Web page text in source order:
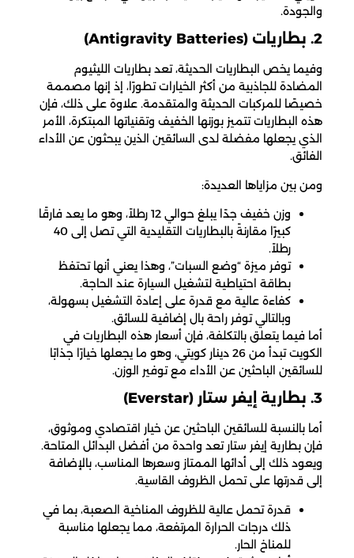
والجودة.
2. بطاريات (Antigravity Batteries)
وفيما يخص البطاريات الحديثة، تعد بطاريات الليثيوم
المضادة للجاذبية من أكثر الخيارات تطورًا، إذ إنها مصممة
خصيصًا للمركبات الحديثة والمتقدمة. علاوة على ذلك، فإن
هذه البطاريات تتميز بوزنها الخفيف وتقنياتها المبتكرة، الأمر
الذي يجعلها مفضلة لدى السائقين الذين يبحثون عن الأداء
الفائق.
ومن بين مزاياها العديدة:
وزن خفيف جدًا يبلغ حوالي 12 رطلاً، وهو ما يعد فارقًا
كبيرًا مقارنةً بالبطاريات التقليدية التي تصل إلى 40
رطلاً.
توفر ميزة “وضع السبات”، وهذا يعني أنها تحتفظ
بطاقة احتياطية لتشغيل السيارة عند الحاجة.
كفاءة عالية مع قدرة على إعادة التشغيل بسهولة،
وبالتالي توفر راحة بال إضافية للسائق.
أما فيما يتعلق بالتكلفة، فإن أسعار هذه البطاريات في
الكويت تبدأ من 26 دينار كويتي، وهو ما يجعلها خيارًا جذابًا
للسائقين الباحثين عن الأداء مع توفير الوزن.
3. بطارية إيفر ستار (Everstar)
أما بالنسبة للسائقين الباحثين عن خيار اقتصادي وموثوق،
فإن بطارية إيفر ستار تعد واحدة من أفضل البدائل المتاحة.
ويعود ذلك إلى أدائها الممتاز وسعرها المناسب، بالإضافة
إلى قدرتها على تحمل الظروف القاسية.
قدرة تحمل عالية للظروف المناخية الصعبة، بما في
ذلك درجات الحرارة المرتفعة، مما يجعلها مناسبة
للمناخ الحار.